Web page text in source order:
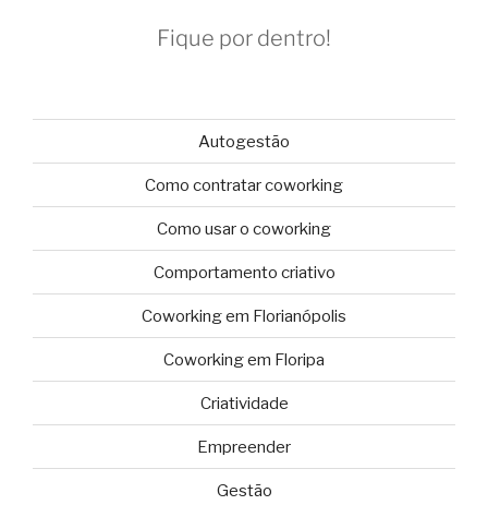
Fique por dentro!
Autogestão
Como contratar coworking
Como usar o coworking
Comportamento criativo
Coworking em Florianópolis
Coworking em Floripa
Criatividade
Empreender
Gestão